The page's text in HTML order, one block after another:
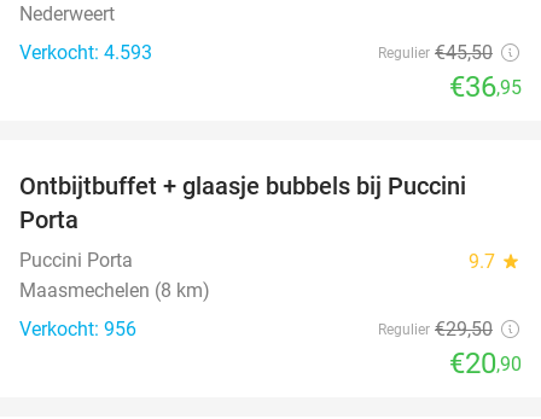
Nederweert
Verkocht: 4.593
Regulier €45,50
€36,95
Ontbijtbuffet + glaasje bubbels bij Puccini
Porta
Puccini Porta 9.7 star
Maasmechelen (8 km)
Verkocht: 956
Regulier €29,50
€20,90